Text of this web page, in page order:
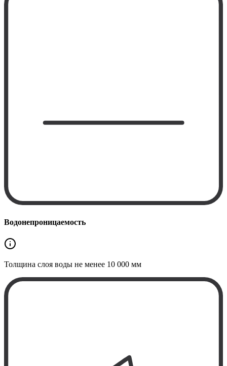
Водонепроницаемость
Толщина слоя воды не менее 10 000 мм